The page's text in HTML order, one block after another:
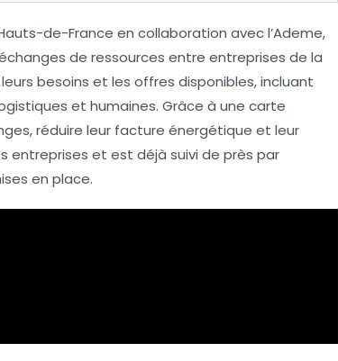
de-France en collaboration avec l’Ademe,
de ressources entre entreprises de la
besoins et les offres disponibles, incluant
et humaines. Grâce à une carte
réduire leur facture énergétique et leur
entreprises et est déjà suivi de près par
en place.